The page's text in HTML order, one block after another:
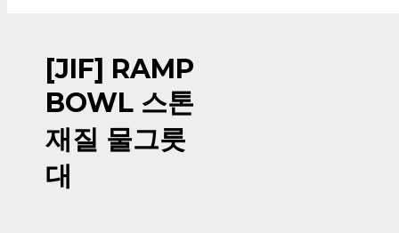
[JIF] RAMP
BOWL 스톤
재질 물그릇
대